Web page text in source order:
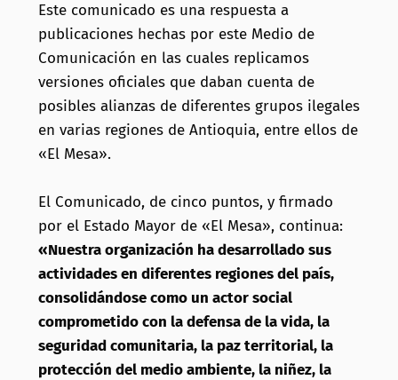
Este comunicado es una respuesta a
publicaciones hechas por este Medio de
Comunicación en las cuales replicamos
versiones oficiales que daban cuenta de
posibles alianzas de diferentes grupos ilegales
en varias regiones de Antioquia, entre ellos de
«El Mesa».
El Comunicado, de cinco puntos, y firmado
por el Estado Mayor de «El Mesa», continua:
«Nuestra organización ha desarrollado sus
actividades en diferentes regiones del país,
consolidándose como un actor social
comprometido con la defensa de la vida, la
seguridad comunitaria, la paz territorial, la
protección del medio ambiente, la niñez, la